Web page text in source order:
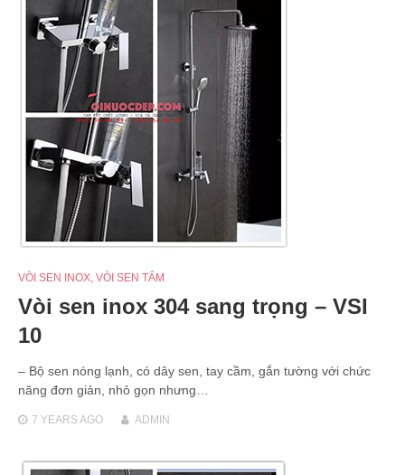
VÒI SEN INOX, VÒI SEN TẮM
Vòi sen inox 304 sang trọng – VSI
10
– Bộ sen nóng lạnh, có dây sen, tay cầm, gắn tường với chức
năng đơn giản, nhỏ gọn nhưng…
7 YEARSAGO ADMIN